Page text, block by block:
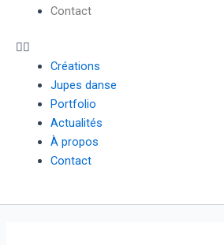
Contact
Créations
Jupes danse
Portfolio
Actualités
À propos
Contact